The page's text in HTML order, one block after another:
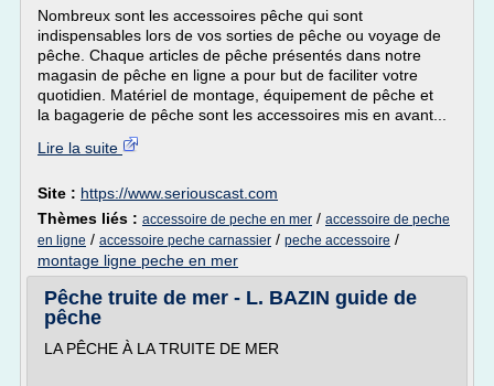
Nombreux sont les accessoires pêche qui sont
indispensables lors de vos sorties de pêche ou voyage de
pêche. Chaque articles de pêche présentés dans notre
magasin de pêche en ligne a pour but de faciliter votre
quotidien. Matériel de montage, équipement de pêche et
la bagagerie de pêche sont les accessoires mis en avant...
Lire la suite
Site : https://www.seriouscast.com
Thèmes liés : accessoire de peche en mer / accessoire de peche
en ligne / accessoire peche carnassier / peche accessoire /
montage ligne peche en mer
Pêche truite de mer - L. BAZIN guide de
pêche
LA PÊCHE À LA TRUITE DE MER